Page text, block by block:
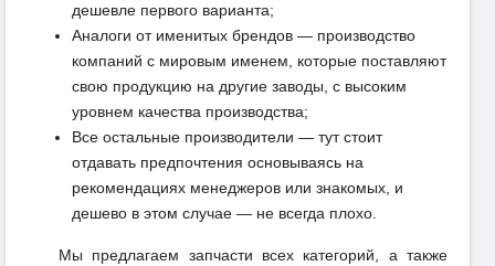
дешевле первого варианта;
Аналоги от именитых брендов — производство
компаний с мировым именем, которые поставляют
свою продукцию на другие заводы, с высоким
уровнем качества производства;
Все остальные производители — тут стоит
отдавать предпочтения основываясь на
рекомендациях менеджеров или знакомых, и
дешево в этом случае — не всегда плохо.
Мы предлагаем запчасти всех категорий, а также